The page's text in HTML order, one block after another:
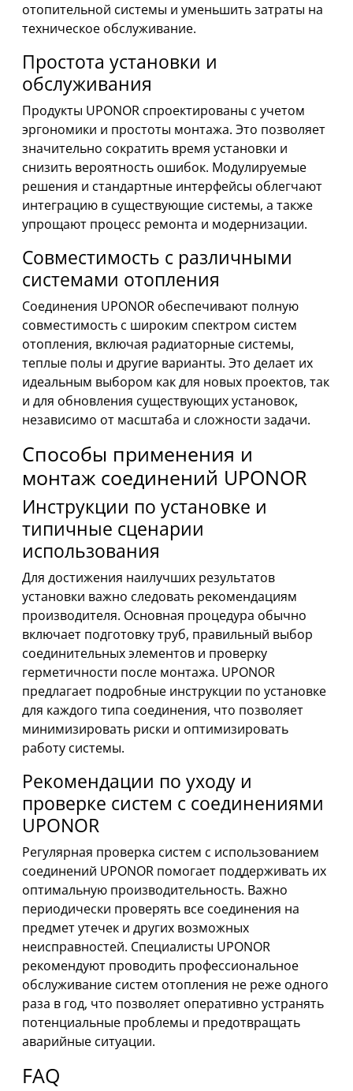
отопительной системы и уменьшить затраты на
техническое обслуживание.
Простота установки и
обслуживания
Продукты UPONOR спроектированы с учетом
эргономики и простоты монтажа. Это позволяет
значительно сократить время установки и
снизить вероятность ошибок. Модулируемые
решения и стандартные интерфейсы облегчают
интеграцию в существующие системы, а также
упрощают процесс ремонта и модернизации.
Совместимость с различными
системами отопления
Соединения UPONOR обеспечивают полную
совместимость с широким спектром систем
отопления, включая радиаторные системы,
теплые полы и другие варианты. Это делает их
идеальным выбором как для новых проектов, так
и для обновления существующих установок,
независимо от масштаба и сложности задачи.
Способы применения и
монтаж соединений UPONOR
Инструкции по установке и
типичные сценарии
использования
Для достижения наилучших результатов
установки важно следовать рекомендациям
производителя. Основная процедура обычно
включает подготовку труб, правильный выбор
соединительных элементов и проверку
герметичности после монтажа. UPONOR
предлагает подробные инструкции по установке
для каждого типа соединения, что позволяет
минимизировать риски и оптимизировать
работу системы.
Рекомендации по уходу и
проверке систем с соединениями
UPONOR
Регулярная проверка систем с использованием
соединений UPONOR помогает поддерживать их
оптимальную производительность. Важно
периодически проверять все соединения на
предмет утечек и других возможных
неисправностей. Специалисты UPONOR
рекомендуют проводить профессиональное
обслуживание систем отопления не реже одного
раза в год, что позволяет оперативно устранять
потенциальные проблемы и предотвращать
аварийные ситуации.
FAQ